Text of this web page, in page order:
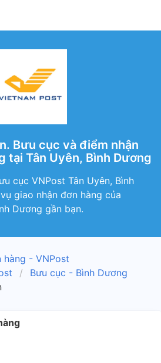
Bưu cục và điểm nhận
tại Tân Uyên, Bình Dương
cục VNPost Tân Uyên, Bình
giao nhận đơn hàng của
Dương gần bạn.
hàng - VNPost
Bưu cục - Bình Dương